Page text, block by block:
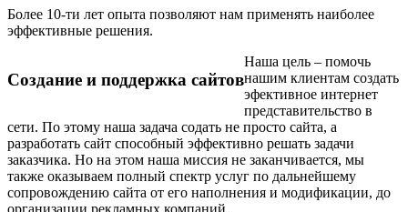
Более 10-ти лет опыта позволяют нам применять наиболее
эффективные решения.
Cоздание и поддержка сайтов
Наша цель – помочь
нашим клиентам создать
эфективное интернет
представительство в
сети. По этому наша задача содать не просто сайта, а
разработать сайт способный эффективно решать задачи
заказчика. Но на этом наша миссия не заканчивается, мы
также оказываем полный спектр услуг по дальнейшему
сопровождению сайта от его наполнения и модификации, до
организации рекламных компаний.